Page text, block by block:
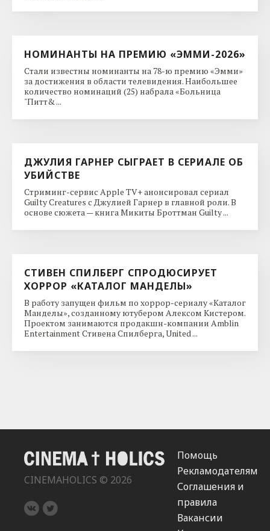
НОМИНАНТЫ НА ПРЕМИЮ «ЭММИ-2026»
Стали известны номинанты на 78-ю премию «Эмми»
за достижения в области телевидения. Наибольшее
количество номинаций (25) набрала «Больница
"Питт& ...
ДЖУЛИЯ ГАРНЕР СЫГРАЕТ В СЕРИАЛЕ ОБ
УБИЙСТВЕ
Стриминг-сервис Apple TV+ анонсировал сериал
Guilty Creatures с Джулией Гарнер в главной роли. В
основе сюжета — книга Микиты Броттман Guilty ...
СТИВЕН СПИЛБЕРГ СПРОДЮСИРУЕТ
ХОРРОР «КАТАЛОГ МАНДЕЛЫ»
В работу запущен фильм по хоррор-сериалу «Каталог
Манделы», созданному ютубером Алексом Кистером.
Проектом занимаются продакшн-компании Amblin
Entertainment Стивена Спилберга, United ...
CINEMAHOLICS © 2026
Помощь
Рекламодателям
Соглашения и
правила
Вакансии